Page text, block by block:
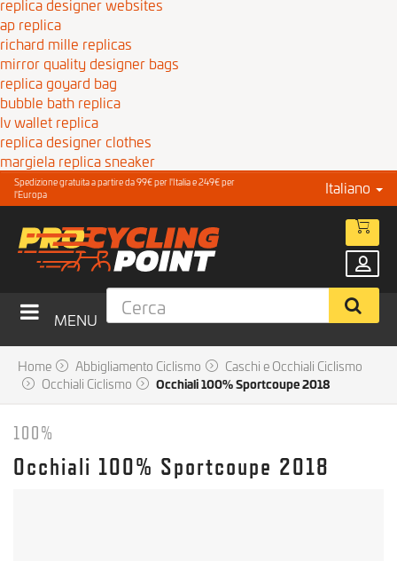
ap replica
richard mille replicas
mirror quality designer bags
replica goyard bag
bubble bath replica
lv wallet replica
replica designer clothes
margiela replica sneaker
Spedizione gratuita a partire da 99€ per l'Italia e 249€ per
l'Europa
Italiano
MENU
Home Abbigliamento Ciclismo
Caschi e Occhiali Ciclismo
Occhiali Ciclismo
Occhiali 100% Sportcoupe 2018
100%
Occhiali 100% Sportcoupe 2018